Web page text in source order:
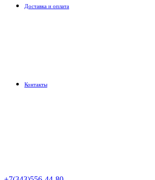
Доставка и оплата
Контакты